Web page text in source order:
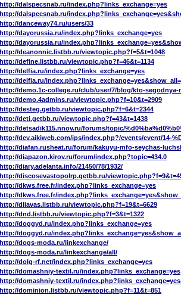
http://dalspecsnab.ru/index.php?links_exchange=yes
http://dalspecsnab.ru/
http://danceway74.ru/users/33
http://dayorussia.ru/index.php?links_exchange=yes
http://dayorussia.ru/
http://deanonnic.listbb.ru/viewtopic.php?f=5&t=1048
http://define.listbb.ru/viewtopic.php?f=46&t=1134
http://delfia.ru/index.php?links_exchange=yes
http://delfia.ru/
http://demo.1c-college.ru/club/user/7/blog/kto-
http://demo.4admins.ru/viewtopic.php?f=10&t=2909
http://desteg.getbb.ru/viewtopic.php?f=6&t=2344
http://deti.getbb.ru/viewtopic.php?f=43&t=1438
http://detsadik115.nnov.ru/forums/topic/
http://dev.aikiweb.com/ips/index.php?/events/event/14-
http://diafan.rusheat.ru/forum/kakuyu-mfo-seychas-
http://diapazon.kirov.ru/forum/index.php?topic=434.0
http://diary.adelanta.info/21450/78/1932/
http://discosevastopolrp.getbb.ru/
http://dkws.free.fr/index.php?links_exchange=yes
http://dkws.free.fr/
http://dliavas.listbb.ru/viewtopic.php?f=19&t=6629
http://dnd.listbb.ru/viewtopic.php?f=3&t=1322
http://doggyd.ru/index.php?links_exchange=yes
http://doggyd.ru/
http://dogs-moda.ru/linkexchange/
http://dogs-moda.ru/linkexchange/all/
http://dolg-rf.net/index.php?links_exchange=yes
http://domashniy-textil.ru/index.php?links_exchange=yes
http://domashniy-textil.ru/
http://dominion.listbb.ru/viewtopic.php?f=11&t=851